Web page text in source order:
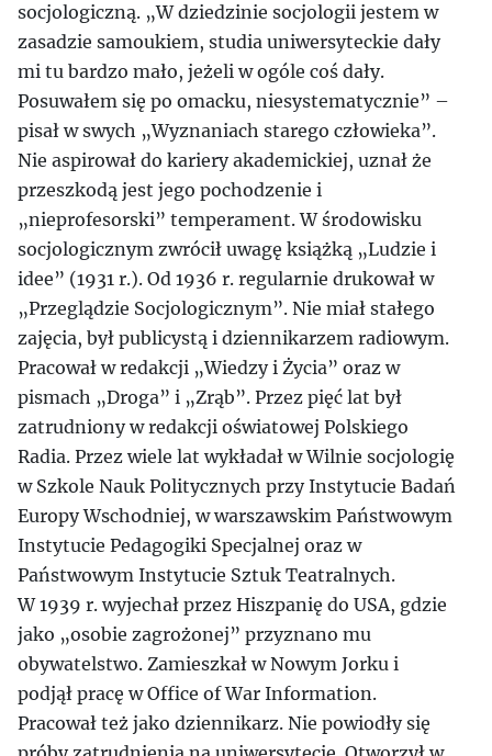
socjologiczną. „W dziedzinie socjologii jestem w
zasadzie samoukiem, studia uniwersyteckie dały
mi tu bardzo mało, jeżeli w ogóle coś dały.
Posuwałem się po omacku, niesystematycznie” –
pisał w swych „Wyznaniach starego człowieka”.
Nie aspirował do kariery akademickiej, uznał że
przeszkodą jest jego pochodzenie i
„nieprofesorski” temperament. W środowisku
socjologicznym zwrócił uwagę książką „Ludzie i
idee” (1931 r.). Od 1936 r. regularnie drukował w
„Przeglądzie Socjologicznym”. Nie miał stałego
zajęcia, był publicystą i dziennikarzem radiowym.
Pracował w redakcji „Wiedzy i Życia” oraz w
pismach „Droga” i „Zrąb”. Przez pięć lat był
zatrudniony w redakcji oświatowej Polskiego
Radia. Przez wiele lat wykładał w Wilnie socjologię
w Szkole Nauk Politycznych przy Instytucie Badań
Europy Wschodniej, w warszawskim Państwowym
Instytucie Pedagogiki Specjalnej oraz w
Państwowym Instytucie Sztuk Teatralnych.
W 1939 r. wyjechał przez Hiszpanię do USA, gdzie
jako „osobie zagrożonej” przyznano mu
obywatelstwo. Zamieszkał w Nowym Jorku i
podjął pracę w Office of War Information.
Pracował też jako dziennikarz. Nie powiodły się